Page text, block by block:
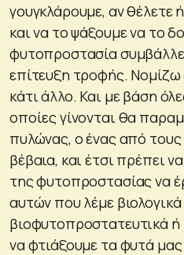
γουγκλάρουμε, αν θέλετε
και να το ψάξουμε να το
φυτοπροστασία
επίτευξη τροφής. Νομίζω
κάτι άλλο. Και με βάση
οποίες γίνονται θα
πυλώνας, ο ένας από
βέβαια, και έτσι πρέπει
της φυτοπροστασίας να
αυτών που λέμε
βιοφυτοπροστατευτικά ή
να φτιάξουμε τα φυτά